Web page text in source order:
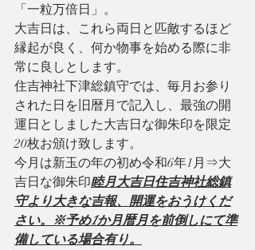
「一粒万倍日」。
大吉日は、これら両日と匹敵するほど
縁起が良く、何か物事を始める際に非
常に良しとします。
住吉神社下津総鎮守では、毎月お参り
された日を旧暦月で記入し、最強の開
運日としました大吉日な御朱印を限定
20枚お頒け致します。
今月は新玉の年の初め令和6年1月⇒大
吉日な御朱印睦月大吉日住吉神社総鎮
守より大きな吉報、開運をおうけくだ
さい。※予め1か月暦月を前倒しにて準
備している場合有り。